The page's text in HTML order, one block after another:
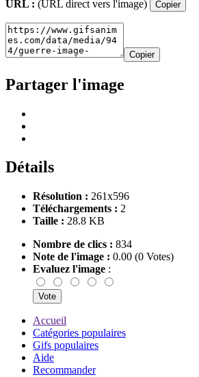
URL : (URL direct vers l'image) Copier
Copier
Partager l'image
Détails
Résolution : 261x596
Téléchargements : 2
Taille : 28.8 KB
Nombre de clics : 834
Note de l'image : 0.00 (0 Votes)
Evaluez l'image :
Accueil
Catégories populaires
Gifs populaires
Aide
Recommander